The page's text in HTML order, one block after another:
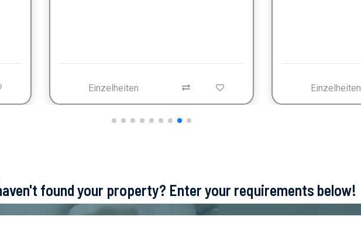
Einzelheiten Einzelheiten
found your property? Enter your requirements below!